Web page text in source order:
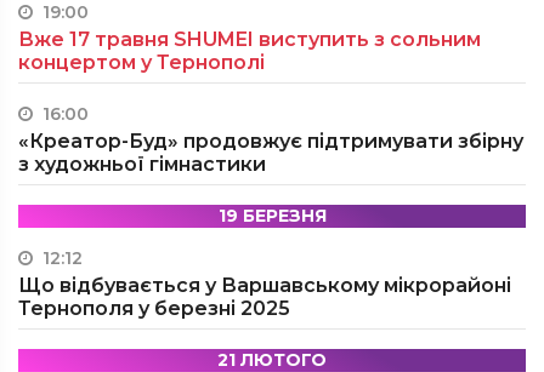
19:00
Вже 17 травня SHUMEI виступить з сольним
концертом у Тернополі
16:00
«Креатор-Буд» продовжує підтримувати збірну
з художньої гімнастики
19 БЕРЕЗНЯ
12:12
Що відбувається у Варшавському мікрорайоні
Тернополя у березні 2025
21 ЛЮТОГО